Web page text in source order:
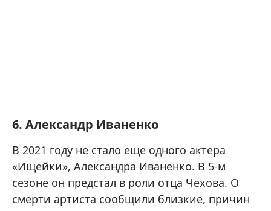
6. Александр Иваненко
В 2021 году не стало еще одного актера
«Ищейки», Александра Иваненко. В 5-м
сезоне он предстал в роли отца Чехова. О
смерти артиста сообщили близкие, причин